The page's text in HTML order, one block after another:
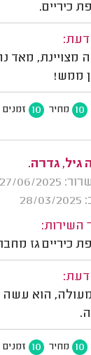
כיריים.
דעת:
מצויינת, מאד
ממש!
10 מחיר 10 זמנים
גיל, גדרה.
27/06/2025
השירות:
כיריים גז
דעת:
הוא עשה
10 מחיר 10 זמנים